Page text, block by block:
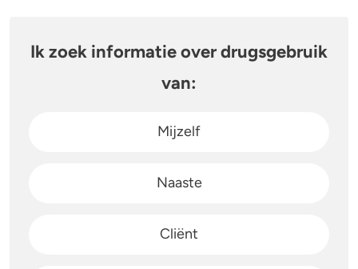
Ik zoek informatie over drugsgebruik
van:
Mijzelf
Naaste
Cliënt